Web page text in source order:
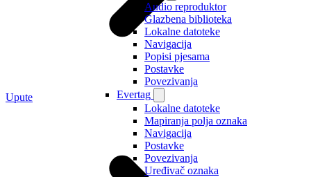
Audio reproduktor
Glazbena biblioteka
Lokalne datoteke
Navigacija
Popisi pjesama
Postavke
Povezivanja
Evertag
Lokalne datoteke
Mapiranja polja oznaka
Navigacija
Postavke
Povezivanja
Uređivač oznaka
Upute